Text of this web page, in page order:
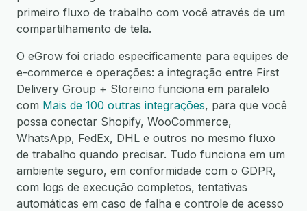
primeiro fluxo de trabalho com você através de um
compartilhamento de tela.
O eGrow foi criado especificamente para equipes de
e-commerce e operações: a integração entre First
Delivery Group + Storeino funciona em paralelo
com Mais de 100 outras integrações, para que você
possa conectar Shopify, WooCommerce,
WhatsApp, FedEx, DHL e outros no mesmo fluxo
de trabalho quando precisar. Tudo funciona em um
ambiente seguro, em conformidade com o GDPR,
com logs de execução completos, tentativas
automáticas em caso de falha e controle de acesso